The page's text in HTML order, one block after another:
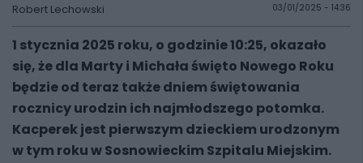
Robert Lechowski 03/01/2025 - 14:36
1 stycznia 2025 roku, o godzinie 10:25, okazało
się, że dla Marty i Michała święto Nowego Roku
będzie od teraz także dniem świętowania
rocznicy urodzin ich najmłodszego potomka.
Kacperek jest pierwszym dzieckiem urodzonym
w tym roku w Sosnowieckim Szpitalu Miejskim.